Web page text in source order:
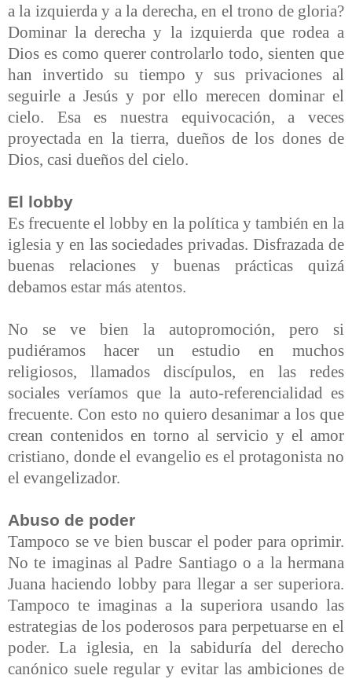
a la izquierda y a la derecha, en el trono de gloria?
Dominar la derecha y la izquierda que rodea a
Dios es como querer controlarlo todo, sienten que
han invertido su tiempo y sus privaciones al
seguirle a Jesús y por ello merecen dominar el
cielo. Esa es nuestra equivocación, a veces
proyectada en la tierra, dueños de los dones de
Dios, casi dueños del cielo.
El lobby
Es frecuente el lobby en la política y también en la
iglesia y en las sociedades privadas. Disfrazada de
buenas relaciones y buenas prácticas quizá
debamos estar más atentos.
No se ve bien la autopromoción, pero si
pudiéramos hacer un estudio en muchos
religiosos, llamados discípulos, en las redes
sociales veríamos que la auto-referencialidad es
frecuente. Con esto no quiero desanimar a los que
crean contenidos en torno al servicio y el amor
cristiano, donde el evangelio es el protagonista no
el evangelizador.
Abuso de poder
Tampoco se ve bien buscar el poder para oprimir.
No te imaginas al Padre Santiago o a la hermana
Juana haciendo lobby para llegar a ser superiora.
Tampoco te imaginas a la superiora usando las
estrategias de los poderosos para perpetuarse en el
poder. La iglesia, en la sabiduría del derecho
canónico suele regular y evitar las ambiciones de